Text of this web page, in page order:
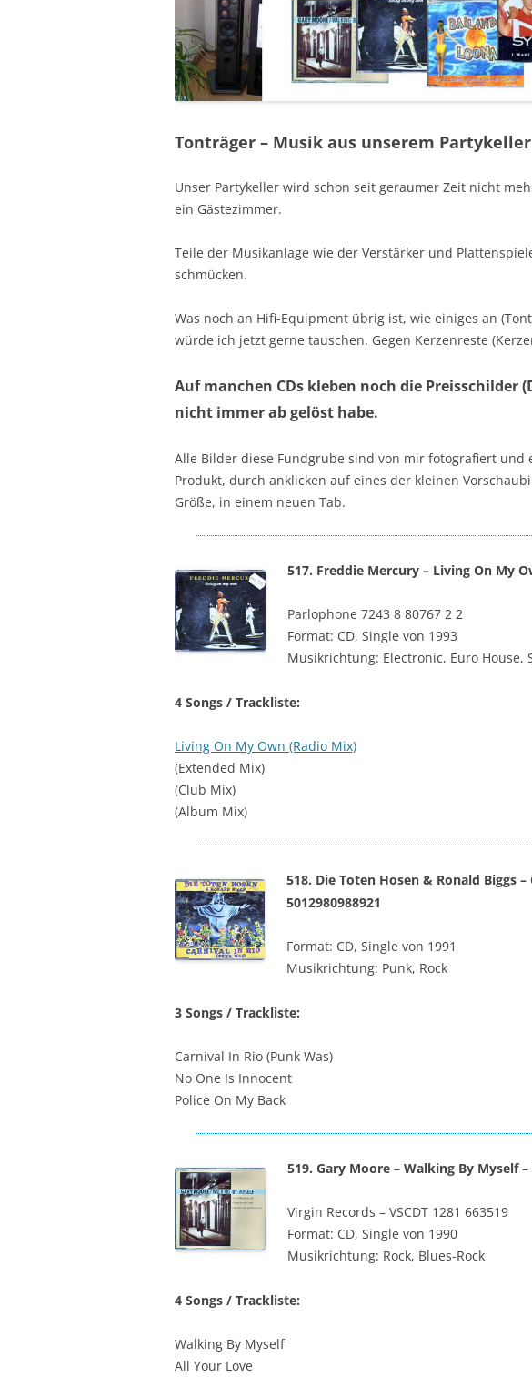
Tonträger – Musik aus unserem Partykeller
Unser Partykeller wird schon seit geraumer Zeit nicht
ein Gästezimmer.
Teile der Musikanlage wie der Verstärker und
schmücken.
Was noch an Hifi-Equipment übrig ist, wie einiges an
würde ich jetzt gerne tauschen. Gegen Kerzenreste
Auf manchen CDs kleben noch die Preisschilder
nicht immer ab gelöst habe.
Alle Bilder diese Fundgrube sind von mir fotografiert und
Produkt, durch anklicken auf eines der kleinen
Größe, in einem neuen Tab.
517. Freddie Mercury – Living On My
Parlophone ‎7243 8 80767 2 2
Format: CD, Single von 1993
Musikrichtung: Electronic, Euro House,
4 Songs / Trackliste:
Living On My Own (Radio Mix)
(Extended Mix)
(Club Mix)
(Album Mix)
518. Die Toten Hosen & Ronald Biggs
5012980988921
Format: CD, Single von 1991
Musikrichtung: Punk, Rock
3 Songs / Trackliste:
Carnival In Rio (Punk Was)
No One Is Innocent
Police On My Back
519. Gary Moore – Walking By Myself –
Virgin Records ‎– VSCDT 1281 663519
Format: CD, Single von 1990
Musikrichtung: Rock, Blues-Rock
4 Songs / Trackliste:
Walking By Myself
All Your Love